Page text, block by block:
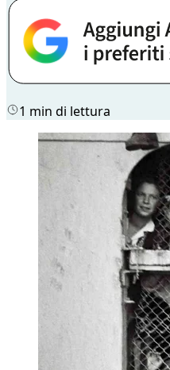
1 min di lettura